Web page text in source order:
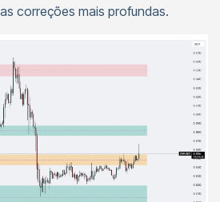
correções mais profundas.